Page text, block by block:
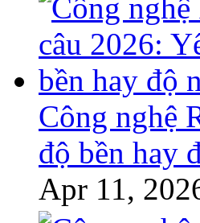
Công nghệ
độ bền hay
Apr 11,